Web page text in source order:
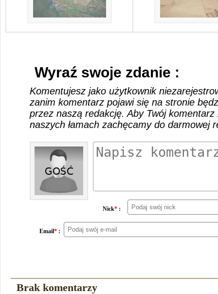
Wyraź swoje zdanie :
Komentujesz jako użytkownik
zanim komentarz pojawi się na stronie
przez naszą redakcję. Aby Twój
naszych łamach zachęcamy do darmowej
Nick* :
Email* :
Brak komentarzy